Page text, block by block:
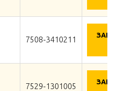
7508-3410211
7529-1301005